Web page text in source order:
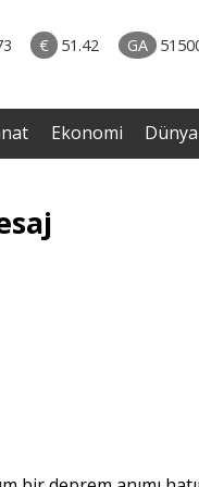
€ 51.42 GA
• İnsan
Ekonomi Dünya